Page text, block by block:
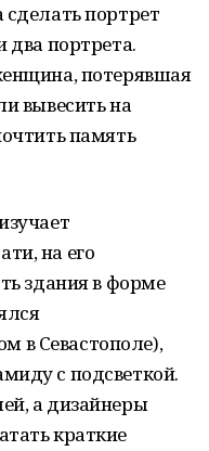
портрет
два портрета.
потерявшая
вывесить на
память
на его
здания в форме
в Севастополе),
с подсветкой.
а дизайнеры
краткие